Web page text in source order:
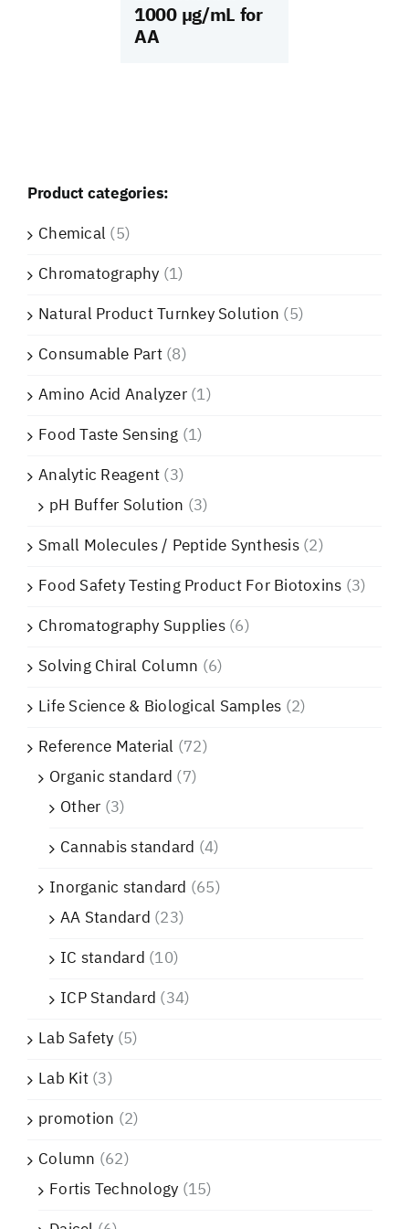
1000 µg/mL for
AA
Product categories:
Chemical (5)
Chromatography (1)
Natural Product Turnkey Solution (5)
Consumable Part(8)
Amino Acid Analyzer(1)
Food Taste Sensing (1)
Analytic Reagent(3)
pH Buffer Solution (3)
Small Molecules / Peptide Synthesis(2)
Food Safety Testing Product For Biotoxins (3)
Chromatography Supplies(6)
Solving Chiral Column (6)
Life Science & Biological Samples (2)
Reference Material (72)
Organic standard (7)
Other (3)
Cannabis standard (4)
Inorganic standard (65)
AA Standard (23)
IC standard (10)
ICP Standard (34)
Lab Safety (5)
Lab Kit(3)
promotion (2)
Column (62)
Fortis Technology (15)